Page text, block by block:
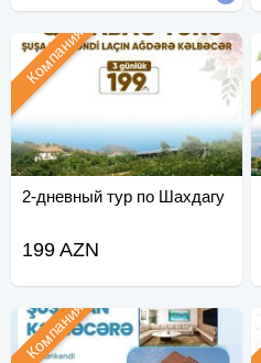
2-дневный тур по Шахдагу
Компания
199 AZN
Компания